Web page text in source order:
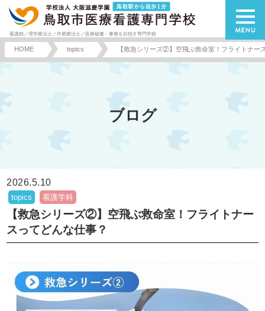
看護師／理学療法士／作業療法士／医療秘書・事務を目指す専門学校
HOME topics 【救急シリーズ②】空飛ぶ救命室！フライトナー
ブログ
2026.5.10
topics 看護学科
【救急シリーズ②】空飛ぶ救命室！フライトナー
スってどんな仕事？